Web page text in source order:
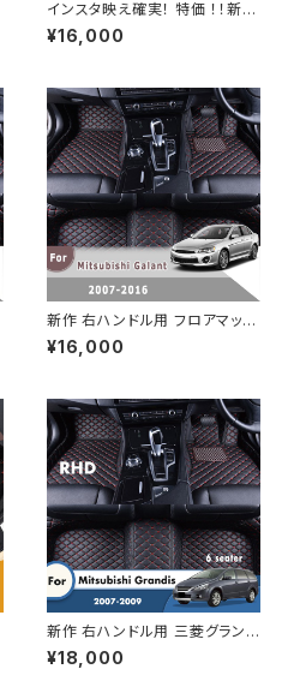
インスタ映え確実！ 特価 ！！新作
右ハンドル用 三菱アウトランダ
ー 2012 2011 2010 2009 20
ペットレザーフットパッド
¥16,000
新作 右ハンドル用 フロアマット
三菱ギャラン 2007 2008 200
9 2010 2011 2012 2013 201
¥16,000
新作 右ハンドル用 三菱グランデ
ィス 2009 2008 2007 6シー
ター カスタム カーフロアマット
¥18,000